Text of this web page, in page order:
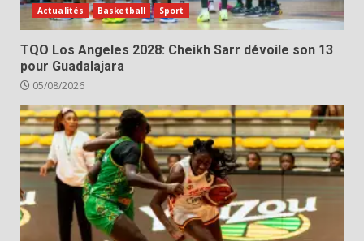
Actualités Basketball Sport
TQO Los Angeles 2028: Cheikh Sarr dévoile son 13
pour Guadalajara
05/08/2026